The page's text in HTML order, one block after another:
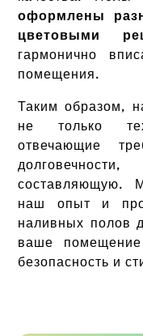
оформлены
цветовыми
гармонично
помещения.
Таким образом,
не только
отвечающие
составляющую.
наш опыт и
наливных полов
ваше
безопасность и